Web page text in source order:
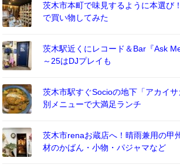
茨木市本町で味見するように本選び
で買い物してみた
茨木駅近くにレコード＆Bar『Ask
～25はDJプレイも
茨木市駅すぐSocioの地下「アカイ
別メニューで大満足ランチ
茨木市renaお蔵店へ！晴雨兼用の甲
材のかばん・小物・パジャマなど